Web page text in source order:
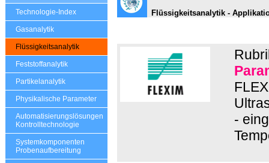
Technologie-Index
Gasanalytik
Flüssigkeitsanalytik
Feststoffanalytik
Partikelanalytik
Physikalische Parameter
Automatisierungslösungen
Kontrolltechnologie
Systemkomponenten
Probenaufbereitung
Flüssigkeitsanalytik -
-